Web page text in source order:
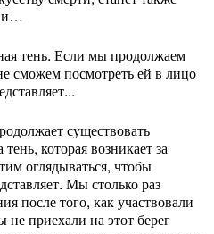
тень. Если мы продолжаем
сможем посмотреть ей в лицо
существовать
которая возникает за
оглядываться, чтобы
Мы столько раз
после того, как участвовали
не приехали на этот берег